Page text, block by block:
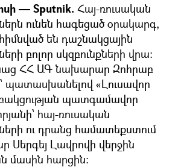
— Sputnik. Հայ-ռուսական
ունեն հագեցած օրակարգ,
են դաշնակցային
բոլոր սկզբունքների վրա:
ՀՀ ԱԳ նախարար Զոհրաբ
պատասխանելով «Լուսավոր
պատգամավոր
հայ-ռուսական
ու դրանց համատեքստում
Լավրովի վերջին
մասին հարցին: